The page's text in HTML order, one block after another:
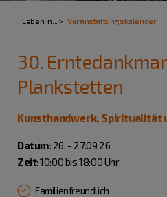
Leben in... Veranstaltungskalender
30.
Plankstetten
Kunsthandwerk, Spiritualität
Datum: 26. - 27.09.26
Zeit: 10:00 bis 18:00 Uhr
Familienfreundlich